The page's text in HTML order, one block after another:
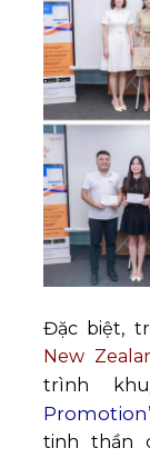
Đặc biệt,
New
trình
tinh thần